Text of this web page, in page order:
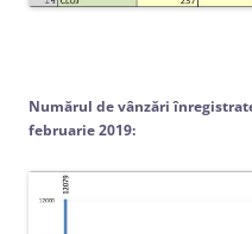
Numărul de vânzări
februarie 2019: